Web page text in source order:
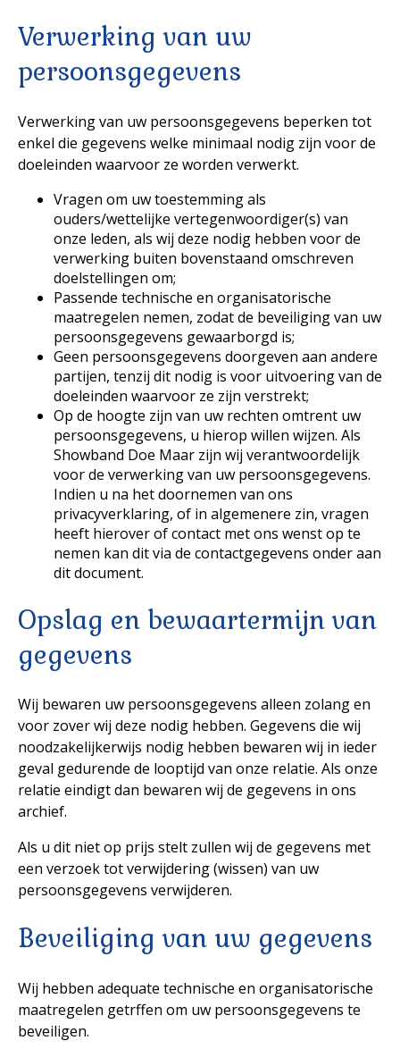
Verwerking van uw
persoonsgegevens
Verwerking van uw persoonsgegevens beperken tot
enkel die gegevens welke minimaal nodig zijn voor de
doeleinden waarvoor ze worden verwerkt.
Vragen om uw toestemming als
ouders/wettelijke vertegenwoordiger(s) van
onze leden, als wij deze nodig hebben voor de
verwerking buiten bovenstaand omschreven
doelstellingen om;
Passende technische en organisatorische
maatregelen nemen, zodat de beveiliging van uw
persoonsgegevens gewaarborgd is;
Geen persoonsgegevens doorgeven aan andere
partijen, tenzij dit nodig is voor uitvoering van de
doeleinden waarvoor ze zijn verstrekt;
Op de hoogte zijn van uw rechten omtrent uw
persoonsgegevens, u hierop willen wijzen. Als
Showband Doe Maar zijn wij verantwoordelijk
voor de verwerking van uw persoonsgegevens.
Indien u na het doornemen van ons
privacyverklaring, of in algemenere zin, vragen
heeft hierover of contact met ons wenst op te
nemen kan dit via de contactgegevens onder aan
dit document.
Opslag en bewaartermijn van
gegevens
Wij bewaren uw persoonsgegevens alleen zolang en
voor zover wij deze nodig hebben. Gegevens die wij
noodzakelijkerwijs nodig hebben bewaren wij in ieder
geval gedurende de looptijd van onze relatie. Als onze
relatie eindigt dan bewaren wij de gegevens in ons
archief.
Als u dit niet op prijs stelt zullen wij de gegevens met
een verzoek tot verwijdering (wissen) van uw
persoonsgegevens verwijderen.
Beveiliging van uw gegevens
Wij hebben adequate technische en organisatorische
maatregelen getrffen om uw persoonsgegevens te
beveiligen.